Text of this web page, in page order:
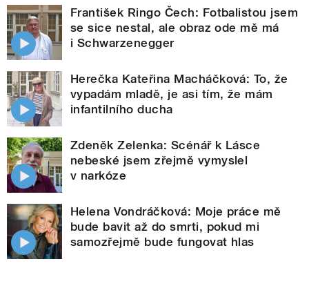
František Ringo Čech: Fotbalistou jsem
se sice nestal, ale obraz ode mě má
i Schwarzenegger
Herečka Kateřina Macháčková: To, že
vypadám mladě, je asi tím, že mám
infantilního ducha
Zdeněk Zelenka: Scénář k Lásce
nebeské jsem zřejmě vymyslel
v narkóze
Helena Vondráčková: Moje práce mě
bude bavit až do smrti, pokud mi
samozřejmě bude fungovat hlas